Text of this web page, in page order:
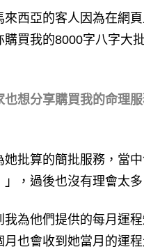
西亞的客人因為在網
買我的8000字八字大
想分享購買我的命理
批算的簡批服務，當
，過後也沒有理會太多
為他們提供的每月運
也會收到她當月的運